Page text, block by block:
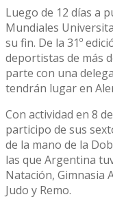
Luego de 12 días a
Mundiales
su fin. De la 31º
deportistas de más
parte con una
tendrán lugar en
Con actividad en 8
participo de sus
de la mano de la
las que Argentina
Natación, Gimnasia
Judo y Remo.